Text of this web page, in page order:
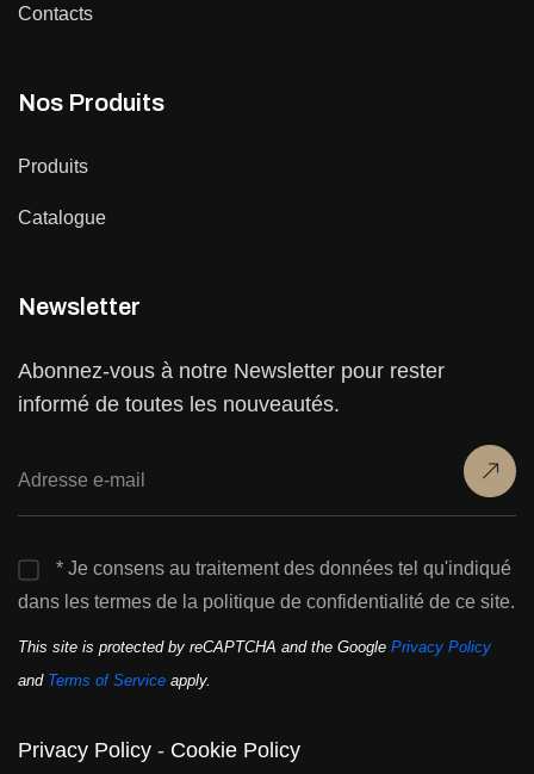
Contacts
Nos Produits
Produits
Catalogue
Newsletter
Abonnez-vous à notre Newsletter pour rester
informé de toutes les nouveautés.
* Je consens au traitement des données tel qu'indiqué
dans les termes de la politique de confidentialité de ce site.
This site is protected by reCAPTCHA and the Google Privacy Policy
and Terms of Service apply.
Privacy Policy - Cookie Policy